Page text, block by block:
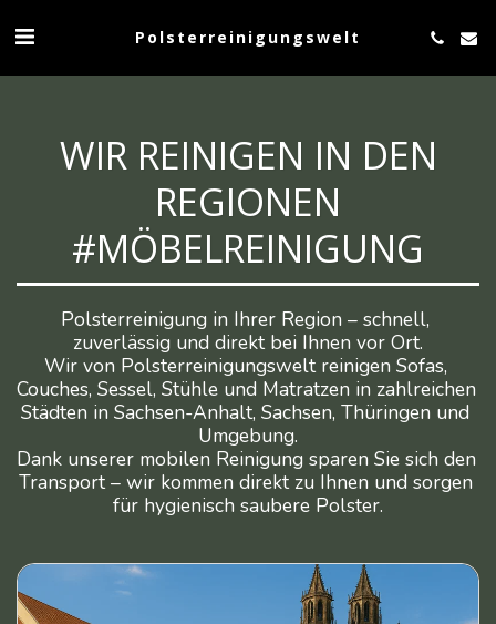
Polsterreinigungswelt
WIR REINIGEN IN DEN
REGIONEN
#MÖBELREINIGUNG
Polsterreinigung in Ihrer Region – schnell,
zuverlässig und direkt bei Ihnen vor Ort.
Wir von Polsterreinigungswelt reinigen Sofas,
Couches, Sessel, Stühle und Matratzen in zahlreichen
Städten in Sachsen-Anhalt, Sachsen, Thüringen und
Umgebung.
Dank unserer mobilen Reinigung sparen Sie sich den
Transport – wir kommen direkt zu Ihnen und sorgen
für hygienisch saubere Polster.